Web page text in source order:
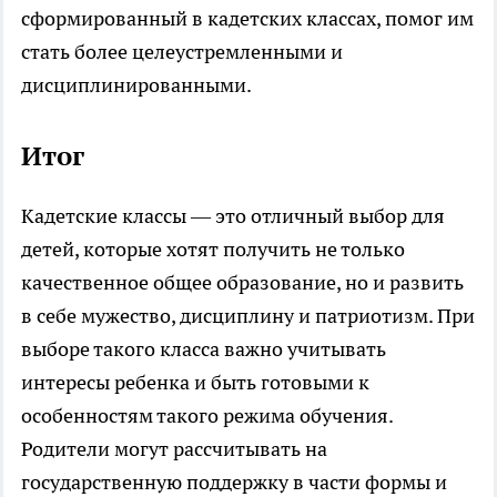
сформированный в кадетских классах, помог им
стать более целеустремленными и
дисциплинированными.
Итог
Кадетские классы — это отличный выбор для
детей, которые хотят получить не только
качественное общее образование, но и развить
в себе мужество, дисциплину и патриотизм. При
выборе такого класса важно учитывать
интересы ребенка и быть готовыми к
особенностям такого режима обучения.
Родители могут рассчитывать на
государственную поддержку в части формы и